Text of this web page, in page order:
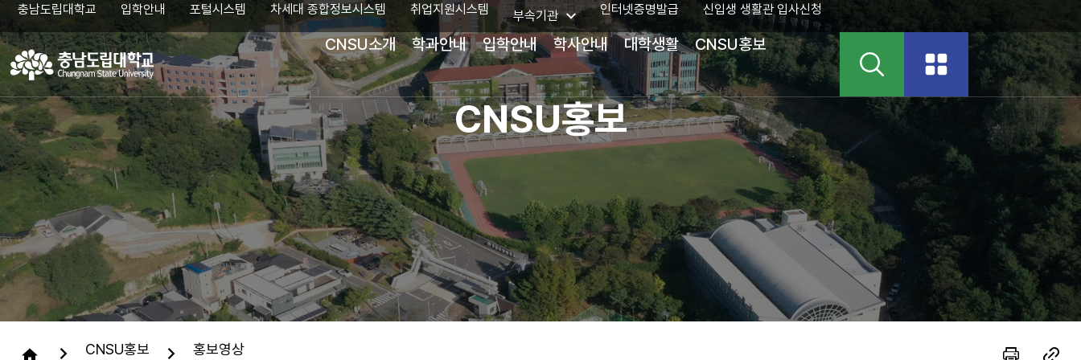
충남도립대학교 입학안내 포털시스템 차세대 종합정보시스템 취업지원시스템 부속기관 인터넷증명발급 신입생 생활관 입사신청
CNSU소개 학과안내 입학안내 학사안내 대학생활 CNSU홍보
검
색
어
입
력
CNSU홍보
CNSU홍보 홍보영상